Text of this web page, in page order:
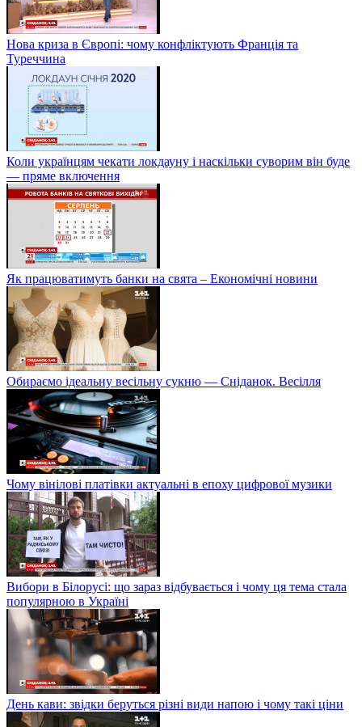
Нова криза в Європі: чому конфліктують Франція та
Туреччина
Коли українцям чекати локдауну і наскільки суворим він буде
— пряме включення
Як працюватимуть банки на свята – Економічні новини
Обираємо ідеальну весільну сукню — Сніданок. Весілля
Чому вінілові платівки актуальні в епоху цифрової музики
Вибори в Білорусі: що зараз відбувається і чому ця тема стала
популярною в Україні
День кави: звідки беруться різні види напою і чому такі ціни